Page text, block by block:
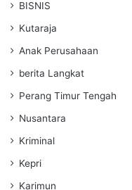
BISNIS
Kutaraja
Anak Perusahaan
berita Langkat
Perang Timur Tengah
Nusantara
Kriminal
Kepri
Karimun